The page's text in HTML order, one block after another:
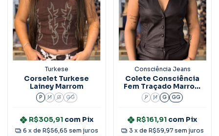
Turkese
Corselet Turkese
Lainey Marrom
P M G GG
R$305,91 com Pix
6 x de R$56,65 sem juros
Consciência Jeans
Colete Consciência
Fem Traçado Marrom
90605
P M G GG
R$161,91 com Pix
3 x de R$59,97 sem juros